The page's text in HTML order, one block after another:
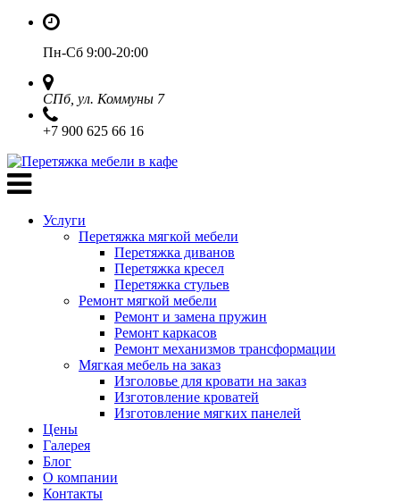
Пн-Сб 9:00-20:00
СПб, ул. Коммуны 7
+7 900 625 66 16
Услуги
Перетяжка мягкой мебели
Перетяжка диванов
Перетяжка кресел
Перетяжка стульев
Ремонт мягкой мебели
Ремонт и замена пружин
Ремонт каркасов
Ремонт механизмов трансформации
Мягкая мебель на заказ
Изголовье для кровати на заказ
Изготовление кроватей
Изготовление мягких панелей
Цены
Галерея
Блог
О компании
Контакты